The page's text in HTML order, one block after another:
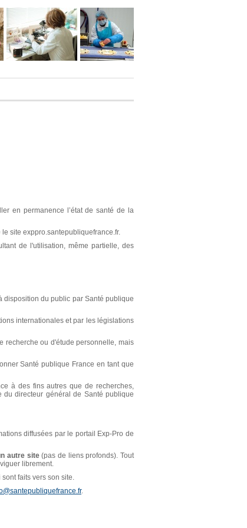
en permanence l’état de santé de la
site exppro.santepubliquefrance.fr.
de l'utilisation, même partielle, des
disposition du public par Santé publique
internationales et par les législations
recherche ou d'étude personnelle, mais
Santé publique France en tant que
à des fins autres que de recherches,
du directeur général de Santé publique
diffusées par le portail Exp-Pro de
autre site(pas de liens profonds). Tout
librement.
faits vers son site.
.